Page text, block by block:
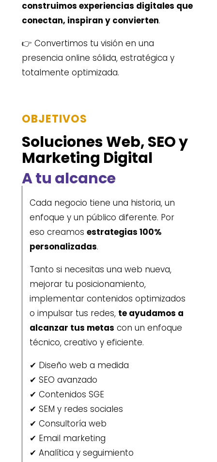
construimos experiencias digitales que
conectan, inspiran y convierten.
👉 Convertimos tu visión en una
presencia online sólida, estratégica y
totalmente optimizada.
OBJETIVOS
Soluciones Web, SEO y
Marketing Digital
A tu alcance
Cada negocio tiene una historia, un
enfoque y un público diferente. Por
eso creamos estrategias 100%
personalizadas.
Tanto si necesitas una web nueva,
mejorar tu posicionamiento,
implementar contenidos optimizados
o impulsar tus redes, te ayudamos a
alcanzar tus metas con un enfoque
técnico, creativo y eficiente.
✔ Diseño web a medida
✔ SEO avanzado
✔ Contenidos SGE
✔ SEM y redes sociales
✔ Consultoría web
✔ Email marketing
✔ Analítica y seguimiento